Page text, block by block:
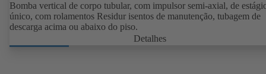
Bomba vertical de corpo tubular, com impulsor semi-axial, de
único, com rolamentos Residur isentos de manutenção, tubagem de
descarga acima ou abaixo do piso.
Detalhes